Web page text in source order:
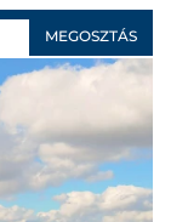
MEGOSZTÁS